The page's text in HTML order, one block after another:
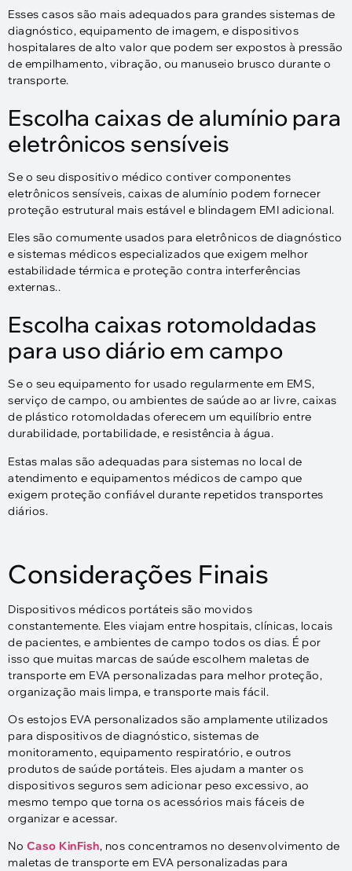
Esses casos são mais adequados para grandes sistemas de
diagnóstico, equipamento de imagem, e dispositivos
hospitalares de alto valor que podem ser expostos à pressão
de empilhamento, vibração, ou manuseio brusco durante o
transporte.
Escolha caixas de alumínio para
eletrônicos sensíveis
Se o seu dispositivo médico contiver componentes
eletrônicos sensíveis, caixas de alumínio podem fornecer
proteção estrutural mais estável e blindagem EMI adicional.
Eles são comumente usados ​​para eletrônicos de diagnóstico
e sistemas médicos especializados que exigem melhor
estabilidade térmica e proteção contra interferências
externas..
Escolha caixas rotomoldadas
para uso diário em campo
Se o seu equipamento for usado regularmente em EMS,
serviço de campo, ou ambientes de saúde ao ar livre, caixas
de plástico rotomoldadas oferecem um equilíbrio entre
durabilidade, portabilidade, e resistência à água.
Estas malas são adequadas para sistemas no local de
atendimento e equipamentos médicos de campo que
exigem proteção confiável durante repetidos transportes
diários.
Considerações Finais
Dispositivos médicos portáteis são movidos
constantemente. Eles viajam entre hospitais, clínicas, locais
de pacientes, e ambientes de campo todos os dias. É por
isso que muitas marcas de saúde escolhem maletas de
transporte em EVA personalizadas para melhor proteção,
organização mais limpa, e transporte mais fácil.
Os estojos EVA personalizados são amplamente utilizados
para dispositivos de diagnóstico, sistemas de
monitoramento, equipamento respiratório, e outros
produtos de saúde portáteis. Eles ajudam a manter os
dispositivos seguros sem adicionar peso excessivo, ao
mesmo tempo que torna os acessórios mais fáceis de
organizar e acessar.
No Caso KinFish, nos concentramos no desenvolvimento de
maletas de transporte em EVA personalizadas para